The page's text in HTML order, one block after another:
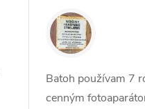
ZW
Batoh používam 7
cenným